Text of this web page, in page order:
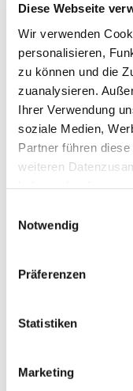
Diese Webseite
Wir verwenden
personalisieren,
zu können und die
zuanalysieren.
Ihrer Verwendung
soziale Medien,
Partner führen
weiteren
Impressum
Notwendig
Präferenzen
Statistiken
Marketing
mineral water. the
culinary highlight
cuisine. A parking-
situated directly at
small fee.